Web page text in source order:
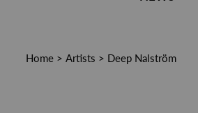
Home > Artists > Deep Nalström